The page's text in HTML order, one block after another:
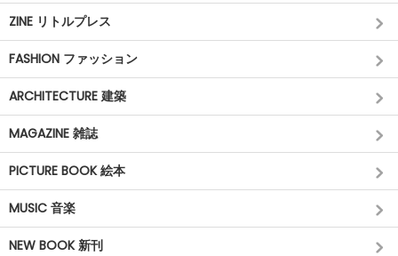
ZINE リトルプレス
FASHION ファッション
ARCHITECTURE 建築
MAGAZINE 雑誌
PICTURE BOOK 絵本
MUSIC 音楽
NEW BOOK 新刊